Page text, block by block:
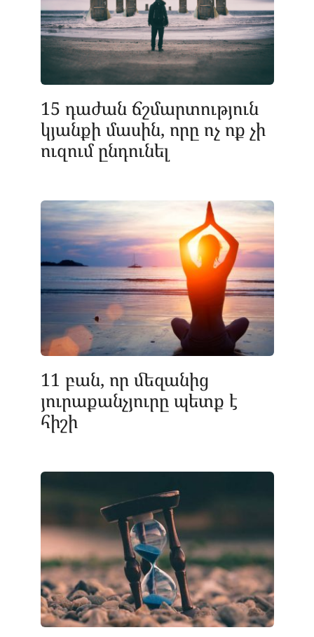
15 դաժան ճշմարտություն
կյանքի մասին, որը ոչ ոք չի
ուզում ընդունել
11 բան, որ մեզանից
յուրաքանչյուրը պետք է
հիշի